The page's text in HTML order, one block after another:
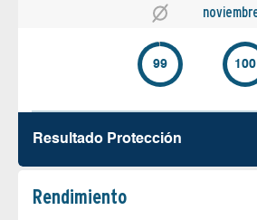
99 100
Resultado Protección
Rendimiento